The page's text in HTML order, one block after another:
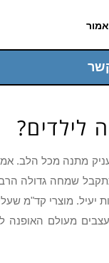
לילדים?
מתנה מכל הלב.
שמחה גדולה
יעיל. מוצרי קד"מ
מעולם האופנה